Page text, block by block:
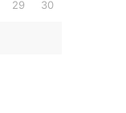
29 30